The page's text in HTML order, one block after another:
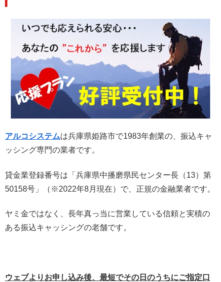
アルコシステムは兵庫県姫路市で1983年創業の、振込キャ
ッシング専門の業者です。
貸金業登録番号は「兵庫県中播磨県民センター長（13）第
50158号」（※2022年8月現在）で、正規の金融業者です。
ヤミ金ではなく、長年真っ当に営業している信頼と実積の
ある振込キャッシングの老舗です。
ウェブよりお申し込み後、最短でその日のうちにご指定口